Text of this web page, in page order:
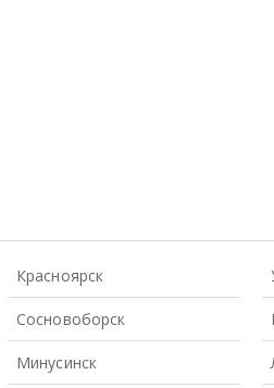
Красноярск
Сосновоборск
Минусинск